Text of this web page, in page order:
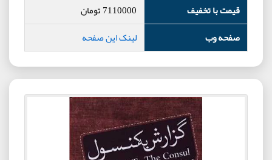
قیمت با تخفیف
7110000تومان
صفحه وب
لینک این صفحه